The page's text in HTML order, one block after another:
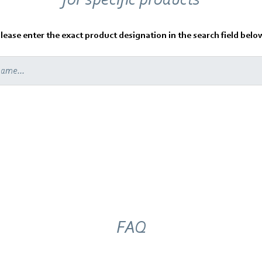
enter the exact product designation in the search field
FAQ